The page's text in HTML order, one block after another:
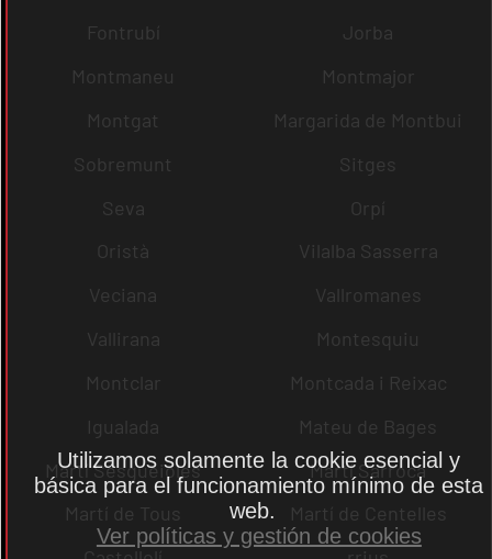
Fontrubí
Jorba
Montmaneu
Montmajor
Montgat
Margarida de Montbui
Sobremunt
Sitges
Seva
Orpí
Oristà
Vilalba Sasserra
Veciana
Vallromanes
Vallirana
Montesquiu
Montclar
Montcada i Reixac
Igualada
Mateu de Bages
Martí Sesgueioles
Martí Sarroca
Martí de Tous
Martí de Centelles
Utilizamos solamente la cookie esencial y
básica para el funcionamiento mínimo de esta
web.
Ver políticas y gestión de cookies